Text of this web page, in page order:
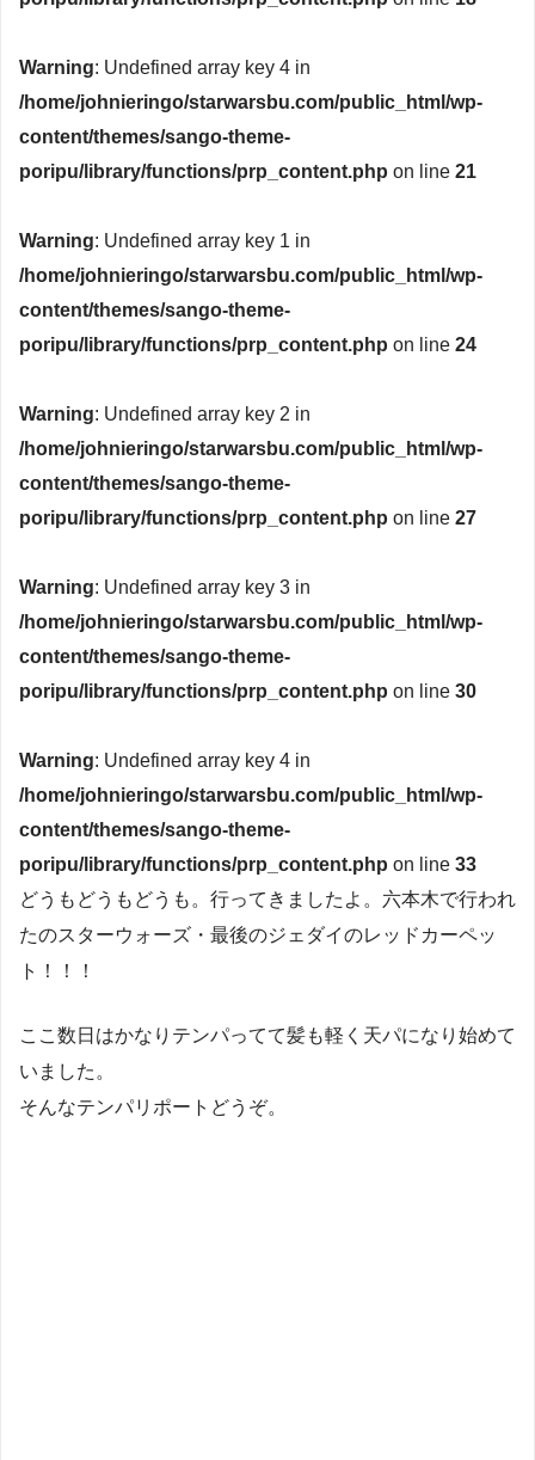
Warning: Undefined array key 4 in
/home/johnieringo/starwarsbu.com/public_html/wp-
content/themes/sango-theme-
poripu/library/functions/prp_content.php on line 21
Warning: Undefined array key 1 in
/home/johnieringo/starwarsbu.com/public_html/wp-
content/themes/sango-theme-
poripu/library/functions/prp_content.php on line 24
Warning: Undefined array key 2 in
/home/johnieringo/starwarsbu.com/public_html/wp-
content/themes/sango-theme-
poripu/library/functions/prp_content.php on line 27
Warning: Undefined array key 3 in
/home/johnieringo/starwarsbu.com/public_html/wp-
content/themes/sango-theme-
poripu/library/functions/prp_content.php on line 30
Warning: Undefined array key 4 in
/home/johnieringo/starwarsbu.com/public_html/wp-
content/themes/sango-theme-
poripu/library/functions/prp_content.php on line 33
どうもどうもどうも。行ってきましたよ。六本木で行われ
たのスターウォーズ・最後のジェダイのレッドカーペッ
ト！！！
ここ数日はかなりテンパってて髪も軽く天パになり始めて
いました。
そんなテンパリポートどうぞ。